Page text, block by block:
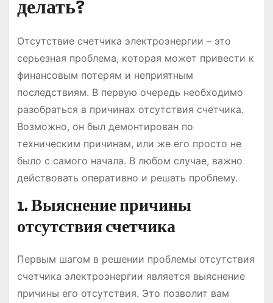
делать?
Отсутствие счетчика электроэнергии – это
серьезная проблема, которая может привести к
финансовым потерям и неприятным
последствиям. В первую очередь необходимо
разобраться в причинах отсутствия счетчика.
Возможно, он был демонтирован по
техническим причинам, или же его просто не
было с самого начала. В любом случае, важно
действовать оперативно и решать проблему.
1. Выяснение причины
отсутствия счетчика
Первым шагом в решении проблемы отсутствия
счетчика электроэнергии является выяснение
причины его отсутствия. Это позволит вам